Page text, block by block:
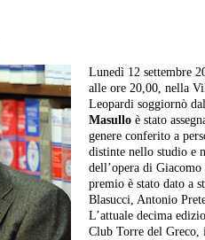
Lunedì 12 settembre
alle ore 20,00, nella
Leopardi soggiornò
Masullo è stato
genere conferito a
distinte nello studio e
dell’opera di
premio è stato dato a
Blasucci, Antonio
L’attuale decima
Club Torre del Greco,